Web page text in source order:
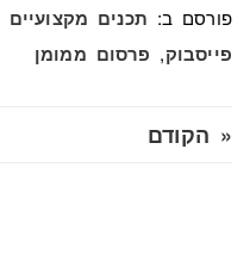
פורסם ב: תכנים מקצועיים
פייסבוק, פרסום ממומן
« הקודם